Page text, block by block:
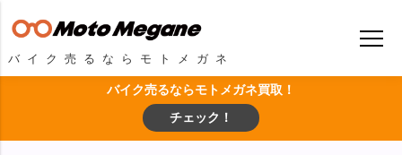
バイク売るならモトメガネ
バイク売るならモトメガネ買取！
チェック！